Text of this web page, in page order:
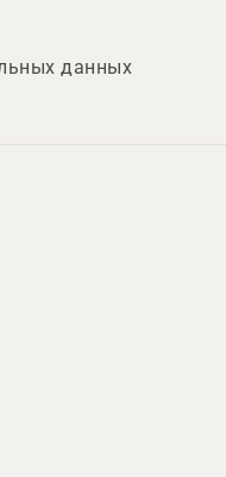
данных